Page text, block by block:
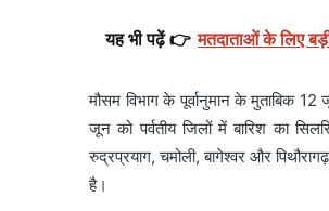
यह भी पढ़ें 👉 मतदाताओं के लिए
मौसम विभाग के पूर्वानुमान के मुताबिक
जून को पर्वतीय जिलों में बारिश का
रुद्रप्रयाग, चमोली, बागेश्वर और
है।